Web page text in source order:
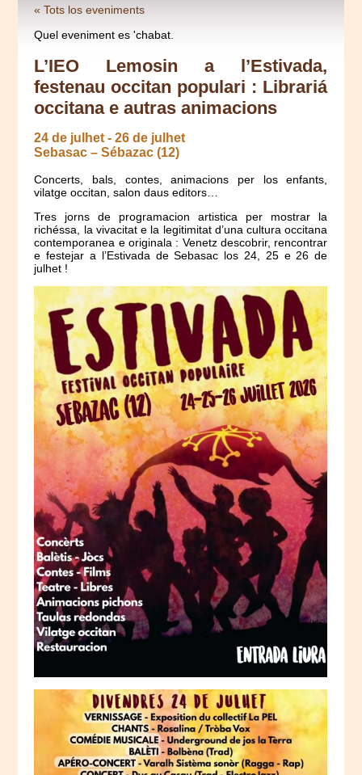
« Tots los eveniments
Quel eveniment es 'chabat.
L’IEO Lemosin a l’Estivada,
festenau occitan populari : Librariá
occitana e autras animacions
24 de julhet -26 de julhet
Sebasac – Sébazac (12)
Concerts, bals, contes, animacions per los enfants,
vilatge occitan, salon daus editors…
Tres jorns de programacion artistica per mostrar la
richéssa, la vivacitat e la legitimitat d’una cultura occitana
contemporanea e originala : Venetz descobrir, rencontrar
e festejar a l’Estivada de Sebasac los 24, 25 e 26 de
julhet !